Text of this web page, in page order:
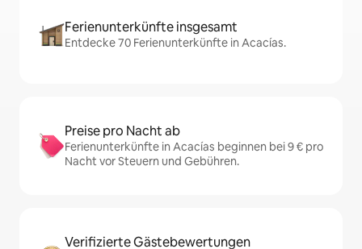
Ferienunterkünfte insgesamt
Entdecke 70 Ferienunterkünfte in Acacías.
Preise pro Nacht ab
Ferienunterkünfte in Acacías beginnen bei 9 € pro
Nacht vor Steuern und Gebühren.
Verifizierte Gästebewertungen